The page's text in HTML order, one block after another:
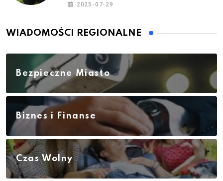
2025-07-29
WIADOMOŚCI REGIONALNE
Bezpieczne Miasto
Biznes i Finanse
Czas Wolny